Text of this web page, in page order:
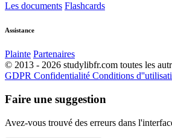
Les documents Flashcards
Assistance
Plainte Partenaires
© 2013 - 2026 studylibfr.com toutes les
GDPR Confidentialité Conditions
Faire une suggestion
Avez-vous trouvé des erreurs dans